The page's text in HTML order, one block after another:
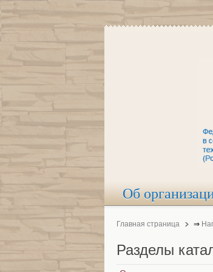
Об
Главная страница ⇒
Разделы